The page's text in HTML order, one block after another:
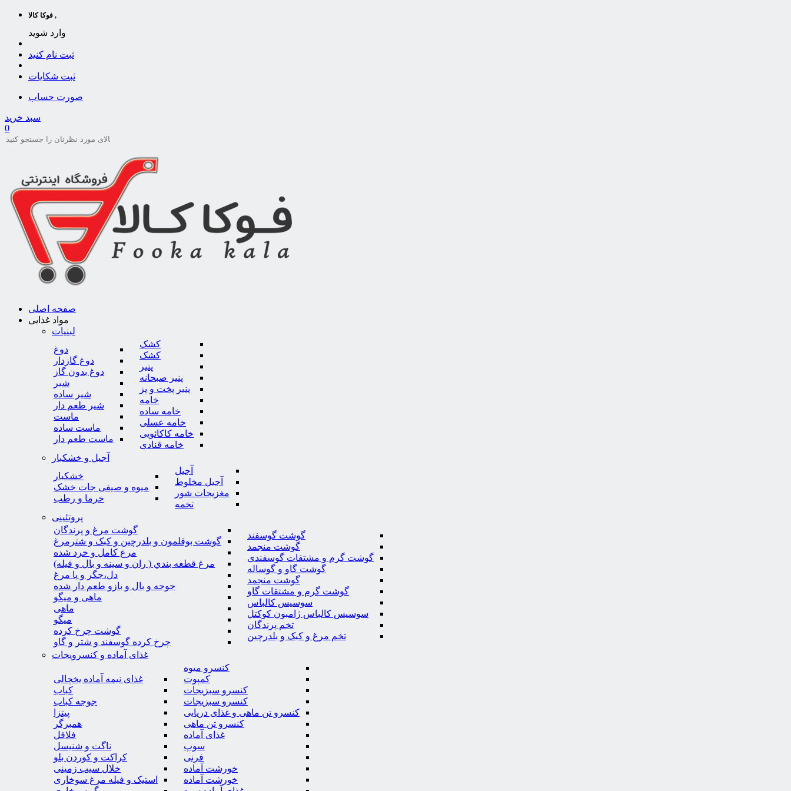
فوکا کالا ,
وارد شوید
ثبت نام کنید
ثبت شکایات
صورت حساب
سبد خرید
0
صفحه اصلی
مواد غذایی
لبنیات
کشک
کشک
پنیر
پنیر صبحانه
پنیر پخت و پز
خامه
خامه ساده
خامه عسلی
خامه کاکائویی
خامه قنادی
دوغ
دوغ گازدار
دوغ بدون گاز
شیر
شیر ساده
شیر طعم دار
ماست
ماست ساده
ماست طعم دار
آجیل و خشکبار
آجیل
آجیل مخلوط
مغزیجات شور
تخمه
خشکبار
میوه و صیفی جات خشک
خرما و رطب
پروتئینی
گوشت گوسفند
گوشت منجمد
گوشت گرم و مشتقات گوسفندی
گوشت گاو و گوساله
گوشت منجمد
گوشت گرم و مشتقات گاو
سوسیس کالباس
سوسیس کالباس ژامبون کوکتل
تخم پرندگان
تخم مرغ و کبک و بلدرچین
گوشت مرغ و پرندگان
گوشت بوقلمون و بلدرچین و کبک و شترمرغ
مرغ کامل و خرد شده
مرغ قطعه بندي ( ران و سينه و بال و فيله)
دل،جگر و پا مرغ
جوجه و بال و بازو طعم دار شده
ماهی و میگو
ماهی
میگو
گوشت چرخ کرده
چرخ کرده گوسفند و شتر و گاو
غذای آماده و کنسرویجات
کنسرو میوه
کمپوت
کنسرو سبزیجات
کنسرو سبزیجات
کنسرو تن ماهی و غذای دریایی
کنسرو تن ماهی
غذای آماده
سوپ
فرنی
خورشت آماده
خورشت آماده
غذای نیمه آماده یخچالی
کباب
جوجه کباب
پیتزا
همبرگر
فلافل
ناگت و شنیسل
کراکت و کوردن بلو
خلال سیب زمینی
استیک و فیله مرغ سوخاری